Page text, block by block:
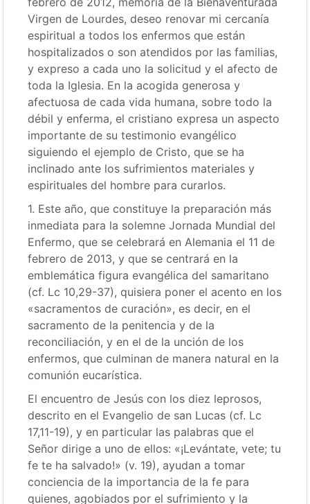
Virgen de Lourdes, deseo renovar mi cercanía
espiritual a todos los enfermos que están
hospitalizados o son atendidos por las familias,
y expreso a cada uno la solicitud y el afecto de
toda la Iglesia. En la acogida generosa y
afectuosa de cada vida humana, sobre todo la
débil y enferma, el cristiano expresa un aspecto
importante de su testimonio evangélico
siguiendo el ejemplo de Cristo, que se ha
inclinado ante los sufrimientos materiales y
espirituales del hombre para curarlos.
1. Este año, que constituye la preparación más
inmediata para la solemne Jornada Mundial del
Enfermo, que se celebrará en Alemania el 11 de
febrero de 2013, y que se centrará en la
emblemática figura evangélica del samaritano
(cf. Lc 10,29-37), quisiera poner el acento en los
«sacramentos de curación», es decir, en el
sacramento de la penitencia y de la
reconciliación, y en el de la unción de los
enfermos, que culminan de manera natural en la
comunión eucarística.
El encuentro de Jesús con los diez leprosos,
descrito en el Evangelio de san Lucas (cf. Lc
17,11-19), y en particular las palabras que el
Señor dirige a uno de ellos: «¡Levántate, vete; tu
fe te ha salvado!» (v. 19), ayudan a tomar
conciencia de la importancia de la fe para
quienes, agobiados por el sufrimiento y la